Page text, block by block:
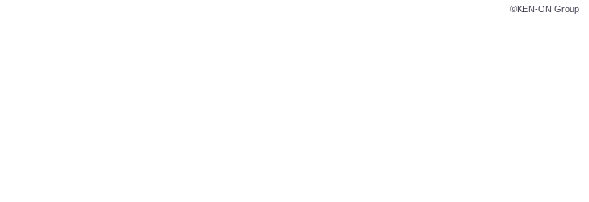
©KEN-ON Group